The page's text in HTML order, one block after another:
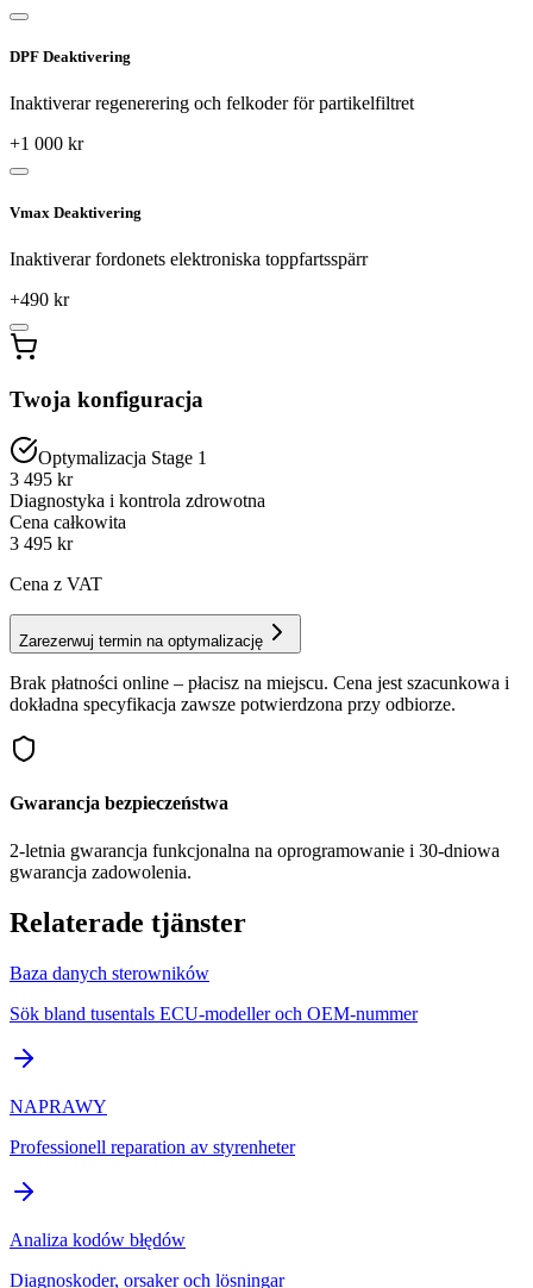
DPF Deaktivering
Inaktiverar regenerering och felkoder för partikelfiltret
+1 000 kr
Vmax Deaktivering
Inaktiverar fordonets elektroniska toppfartsspärr
+490 kr
Twoja konfiguracja
Optymalizacja Stage 1
3 495 kr
Diagnostyka i kontrola zdrowotna
Cena całkowita
3 495 kr
Cena z VAT
Zarezerwuj termin na optymalizację
Brak płatności online – płacisz na miejscu. Cena jest szacunkowa i
dokładna specyfikacja zawsze potwierdzona przy odbiorze.
Gwarancja bezpieczeństwa
2-letnia gwarancja funkcjonalna na oprogramowanie i 30-dniowa
gwarancja zadowolenia.
Relaterade tjänster
Baza danych sterowników
Sök bland tusentals ECU-modeller och OEM-nummer
NAPRAWY
Professionell reparation av styrenheter
Analiza kodów błędów
Diagnoskoder, orsaker och lösningar